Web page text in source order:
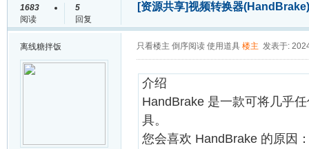
1683
阅读
5
回复
[资源共享]视频转换器
离线糖拌饭 只看楼主 倒序阅读 使用道具 楼主 发表于:
介绍
HandBrake 是一款可将几乎
具。
您会喜欢 HandBrake 的原因